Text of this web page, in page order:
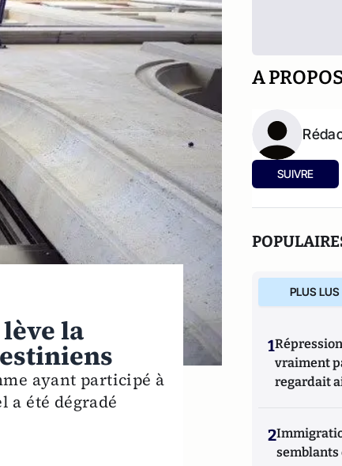
la
ayant participé à
a été dégradé
A
SUIVRE
PLUS LUS
1
vraiment
regardait
2
semblants